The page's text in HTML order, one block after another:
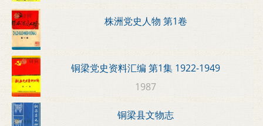
株洲党史人物 第1卷
铜梁党史资料汇编 第1集 1922-1949
1987
铜梁县文物志